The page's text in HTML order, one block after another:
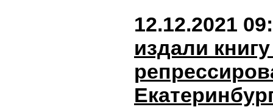
12.12.2021
издали